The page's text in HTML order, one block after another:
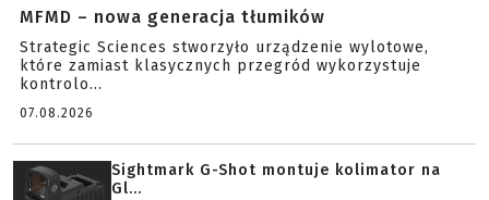
MFMD – nowa generacja tłumików
Strategic Sciences stworzyło urządzenie wylotowe,
które zamiast klasycznych przegród wykorzystuje
kontrolo...
07.08.2026
Sightmark G-Shot montuje kolimator na
Gl...